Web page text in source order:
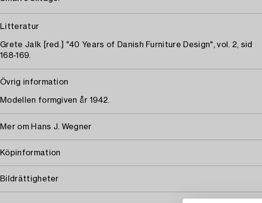
Litteratur
Grete Jalk [red.] "40 Years of Danish Furniture Design", vol. 2, sid
168-169.
Övrig information
Modellen formgiven år 1942.
Mer om Hans J. Wegner
Köpinformation
Bildrättigheter